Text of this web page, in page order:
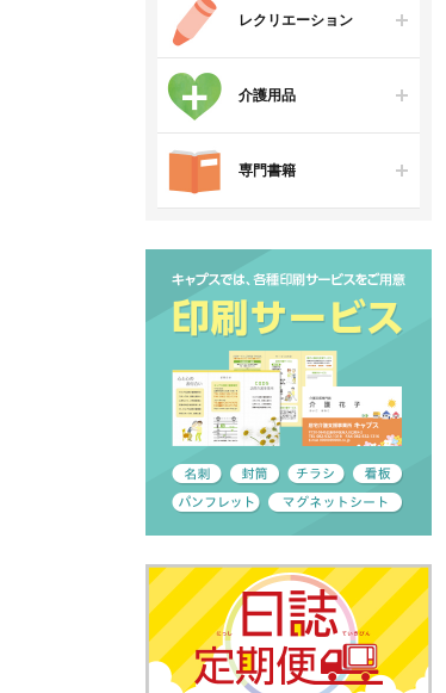
レクリエーション
介護用品
専門書籍